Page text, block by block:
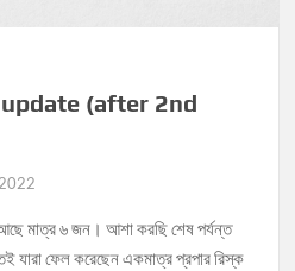
(after 2nd
মাত্র ৬ জন। আশা করছি শেষ পর্যন্ত
যারা ফেল করেছেন একমাত্র প্রপার রিস্ক